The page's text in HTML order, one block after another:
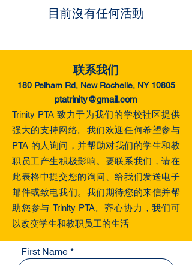
目前沒有任何活動
联系我们
180 Pelham Rd, New Rochelle, NY 10805
ptatrinity@gmail.com
Trinity PTA 致力于为我们的学校社区提供
强大的支持网络。我们欢迎任何希望参与
PTA 的人询问，并帮助对我们的学生和教
职员工产生积极影响。要联系我们，请在
此表格中提交您的询问、给我们发送电子
邮件或致电我们。我们期待您的来信并帮
助您参与 Trinity PTA。齐心协力，我们可
以改变学生和教职员工的生活
First Name